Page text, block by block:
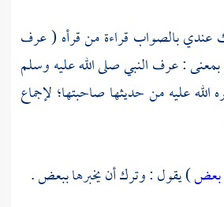
عندي بالصواب قراءة من قرأه ( عرف
: عرف النبي صلى الله عليه وسلم
الله عليه من حديثها صاحبتها؛ لإجماع
بعض) يقول : وترك أن يخبرها ببعض .